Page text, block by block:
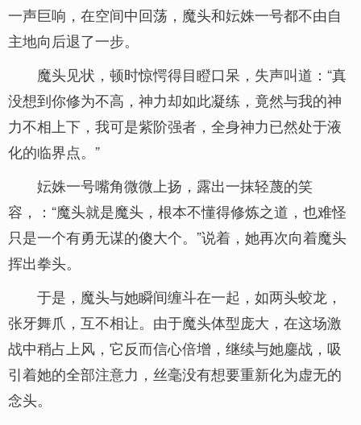
一声巨响，在空间中回荡，魔头和妘姝一号都不由自
主地向后退了一步。
魔头见状，顿时惊愕得目瞪口呆，失声叫道：“真
没想到你修为不高，神力却如此凝练，竟然与我的神
力不相上下，我可是紫阶强者，全身神力已然处于液
化的临界点。”
妘姝一号嘴角微微上扬，露出一抹轻蔑的笑
容，：“魔头就是魔头，根本不懂得修炼之道，也难怪
只是一个有勇无谋的傻大个。”说着，她再次向着魔头
挥出拳头。
于是，魔头与她瞬间缠斗在一起，如两头蛟龙，
张牙舞爪，互不相让。由于魔头体型庞大，在这场激
战中稍占上风，它反而信心倍增，继续与她鏖战，吸
引着她的全部注意力，丝毫没有想要重新化为虚无的
念头。